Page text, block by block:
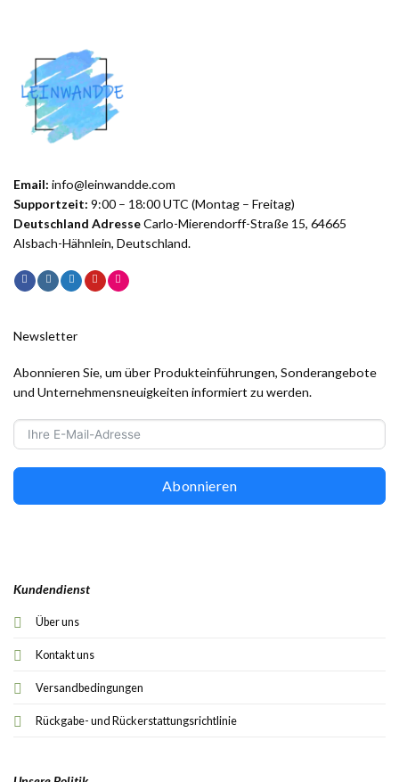
Email: info@leinwandde.com
Supportzeit: 9:00 – 18:00 UTC (Montag – Freitag)
Deutschland AdresseCarlo-Mierendorff-Straße 15, 64665
Alsbach-Hähnlein, Deutschland.
Kundendienst
Über uns
Kontakt uns
Versandbedingungen
Rückgabe- und Rückerstattungsrichtlinie
Newsletter
Abonnieren Sie, um über Produkteinführungen, Sonderangebote
und Unternehmensneuigkeiten informiert zu werden.
Abonnieren